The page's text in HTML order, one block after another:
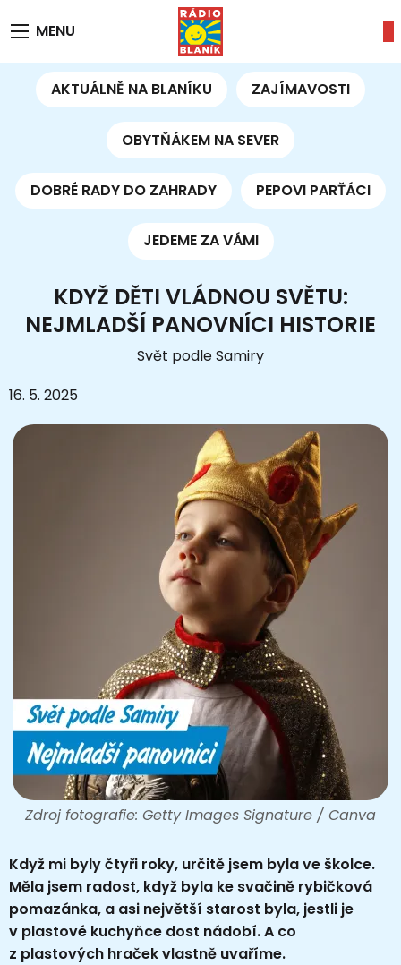
MENU
AKTUÁLNĚ NA BLANÍKU ZAJÍMAVOSTI
OBYTŇÁKEM NA SEVER
DOBRÉ RADY DO ZAHRADY PEPOVI PARŤÁCI
JEDEME ZA VÁMI
KDYŽ DĚTI VLÁDNOU SVĚTU:
NEJMLADŠÍ PANOVNÍCI HISTORIE
Svět podle Samiry
16. 5. 2025
Zdroj fotografie: Getty Images Signature / Canva
Když mi byly čtyři roky, určitě jsem byla ve školce.
Měla jsem radost, když byla ke svačině rybičková
pomazánka, a asi největší starost byla, jestli je
v plastové kuchyňce dost nádobí. A co
z plastových hraček vlastně uvaříme.